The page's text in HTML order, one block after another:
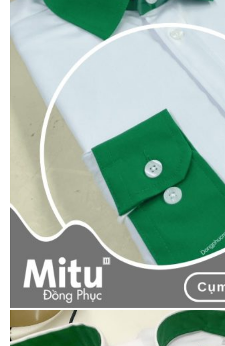
KHUYẾN MẠI & QUÀ TẶNG
Khi đặt đơn hàng có giá trị trên 5.000.000VNĐ
Đồng Phục Mitu Cam Kết
Là đơn vị may đồng phục Chuyên nghiệp. Với
hơn 12 năm kinh nghiệm (Từ năm 2011). Đồng
phục Mitu cam kết:
Giá rẻ nhất với sản phẩm có chất lượng
tương đương ngoài thị trường
Chất lượng tốt nhất so với các sản phẩm
có mức giá tương đương ngoài thị trường.
SẢN PHẨM CÙNG LOẠI